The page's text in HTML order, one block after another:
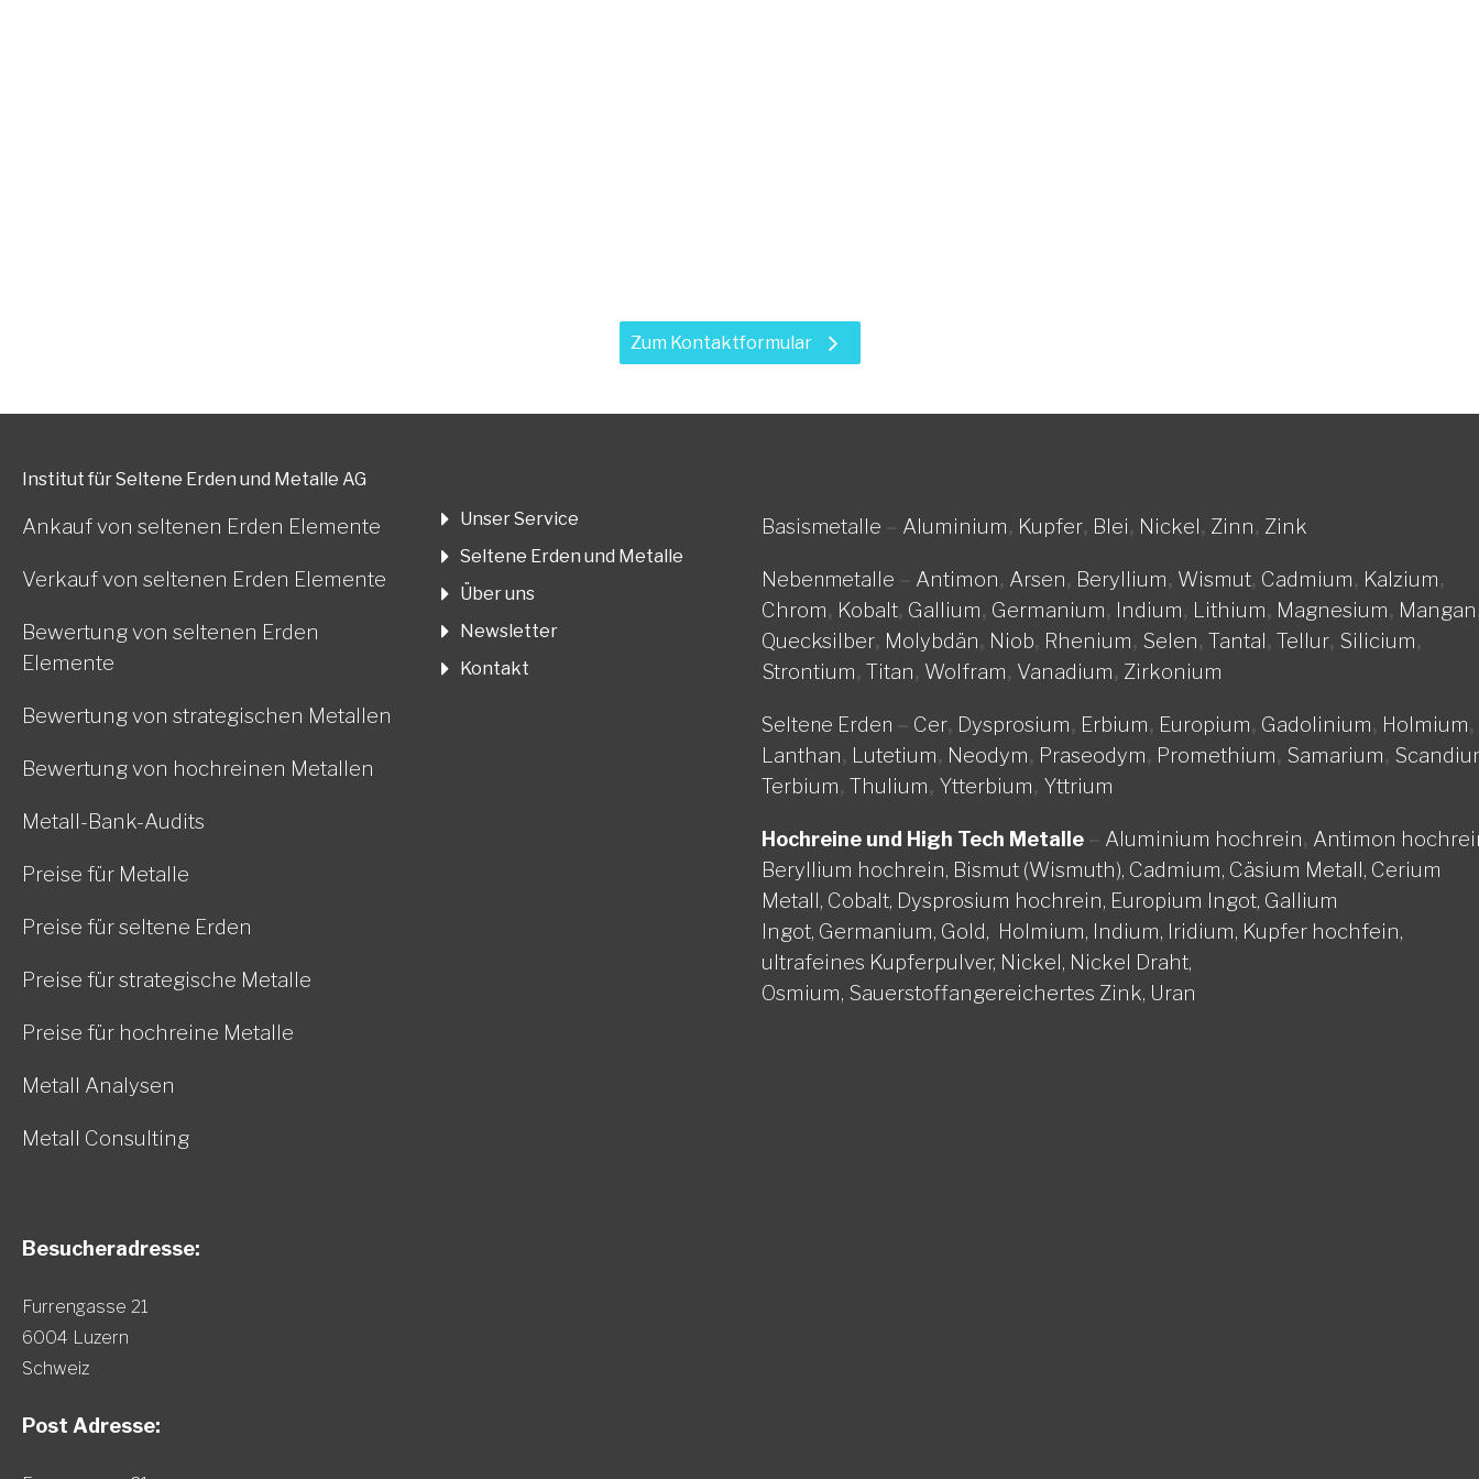
Zum Kontaktformular
Institut für Seltene Erden und Metalle AG
Ankauf von seltenen Erden Elemente
Verkauf von seltenen Erden Elemente
Bewertung von seltenen Erden
Elemente
Bewertung von strategischen Metallen
Bewertung von hochreinen Metallen
Metall-Bank-Audits
Preise für Metalle
Preise für seltene Erden
Preise für strategische Metalle
Preise für hochreine Metalle
Metall Analysen
Metall Consulting
Besucheradresse:
Furrengasse 21
6004 Luzern
Schweiz
Post Adresse:
Unser Service
Seltene Erden und Metalle
Über uns
Newsletter
Kontakt
Basismetalle – Aluminium, Kupfer, Blei, Nickel, Zinn, Zink
Nebenmetalle – Antimon, Arsen, Beryllium, Wismut, Cadmium, Kalzium,
Chrom, Kobalt, Gallium, Germanium, Indium, Lithium, Magnesium, Mangan
Quecksilber, Molybdän, Niob, Rhenium, Selen, Tantal, Tellur, Silicium,
Strontium, Titan, Wolfram, Vanadium, Zirkonium
Seltene Erden – Cer, Dysprosium, Erbium, Europium, Gadolinium, Holmium,
Lanthan, Lutetium, Neodym, Praseodym, Promethium, Samarium,
Terbium, Thulium, Ytterbium, Yttrium
Hochreine und High Tech Metalle – Aluminium hochrein, Antimon
Beryllium hochrein, Bismut (Wismuth), Cadmium, Cäsium Metall, Cerium
Metall, Cobalt, Dysprosium hochrein, Europium Ingot, Gallium
Ingot, Germanium, Gold, Holmium, Indium, Iridium, Kupfer hochfein,
ultrafeines Kupferpulver, Nickel, Nickel Draht,
Osmium, Sauerstoffangereichertes Zink, Uran